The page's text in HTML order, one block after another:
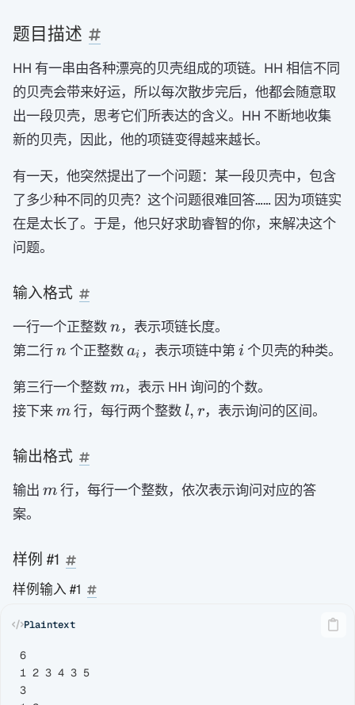
题目描述
HH 有一串由各种漂亮的贝壳组成的项链。HH 相信不同
的贝壳会带来好运，所以每次散步完后，他都会随意取
出一段贝壳，思考它们所表达的含义。HH 不断地收集
新的贝壳，因此，他的项链变得越来越长。
有一天，他突然提出了一个问题：某一段贝壳中，包含
了多少种不同的贝壳？这个问题很难回答…… 因为项链实
在是太长了。于是，他只好求助睿智的你，来解决这个
问题。
输入格式
一行一个正整数n
n ，表示项链长度。
第二行n
n 个正整数a_i
ai ，表示项链中第i
i 个贝壳的种类。
第三行一个整数m
m，表示 HH 询问的个数。
接下来m
m 行，每行两个整数 l,r
l, r，表示询问的区间。
输出格式
输出 m
m 行，每行一个整数，依次表示询问对应的答
案。
样例 #1
样例输入 #1
6
1 2 3 4 3 5
3